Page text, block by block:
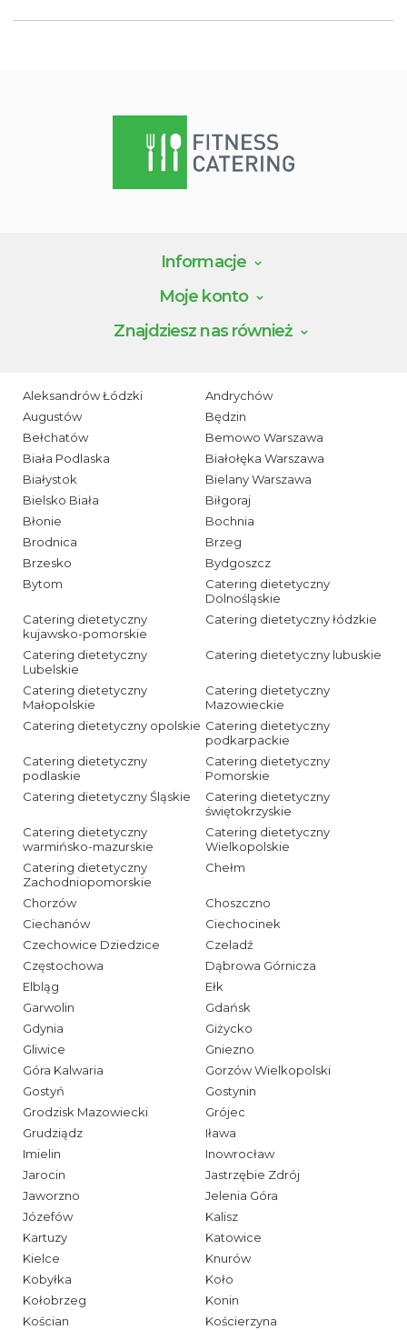
Informacje
Moje konto
Znajdziesz nas również
Aleksandrów Łódzki
Andrychów
Augustów
Będzin
Bełchatów
Bemowo Warszawa
Biała Podlaska
Białołęka Warszawa
Białystok
Bielany Warszawa
Bielsko Biała
Biłgoraj
Błonie
Bochnia
Brodnica
Brzeg
Brzesko
Bydgoszcz
Bytom
Catering dietetyczny
Dolnośląskie
Catering dietetyczny
kujawsko-pomorskie
Catering dietetyczny łódzkie
Catering dietetyczny
Lubelskie
Catering dietetyczny lubuskie
Catering dietetyczny
Małopolskie
Catering dietetyczny
Mazowieckie
Catering dietetyczny opolskie Catering dietetyczny
podkarpackie
Catering dietetyczny
podlaskie
Catering dietetyczny
Pomorskie
Catering dietetyczny Śląskie
Catering dietetyczny
świętokrzyskie
Catering dietetyczny
warmińsko-mazurskie
Catering dietetyczny
Wielkopolskie
Catering dietetyczny
Zachodniopomorskie
Chełm
Chorzów
Choszczno
Ciechanów
Ciechocinek
Czechowice Dziedzice
Czeladź
Częstochowa
Dąbrowa Górnicza
Elbląg
Ełk
Garwolin
Gdańsk
Gdynia
Giżycko
Gliwice
Gniezno
Góra Kalwaria
Gorzów Wielkopolski
Gostyń
Gostynin
Grodzisk Mazowiecki
Grójec
Grudziądz
Iława
Imielin
Inowrocław
Jarocin
Jastrzębie Zdrój
Jaworzno
Jelenia Góra
Józefów
Kalisz
Kartuzy
Katowice
Kielce
Knurów
Kobyłka
Koło
Kołobrzeg
Konin
Kościan
Kościerzyna